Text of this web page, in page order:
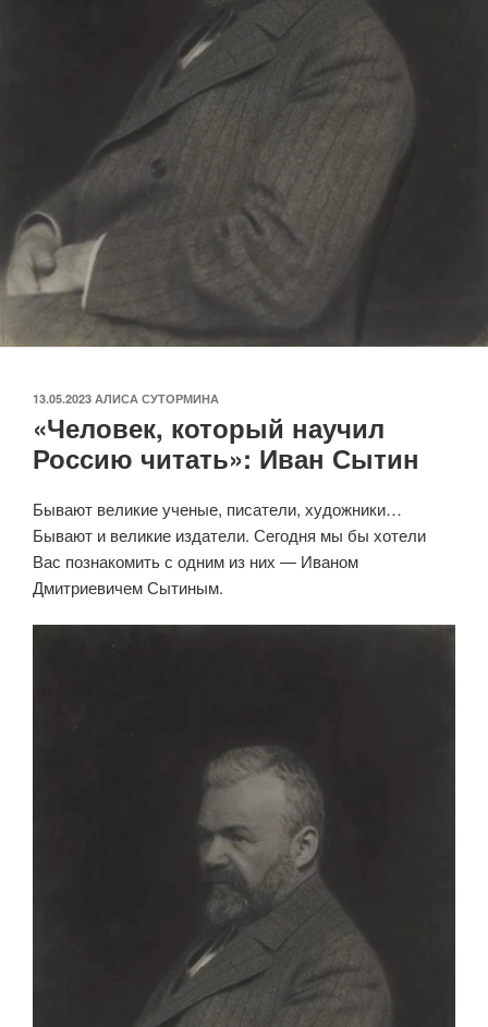
ОПУБЛИКОВАНО
13.05.2023 АЛИСА СУТОРМИНА
«Человек, который научил
Россию читать»: Иван Сытин
Бывают великие ученые, писатели, художники…
Бывают и великие издатели. Сегодня мы бы хотели
Вас познакомить с одним из них — Иваном
Дмитриевичем Сытиным.